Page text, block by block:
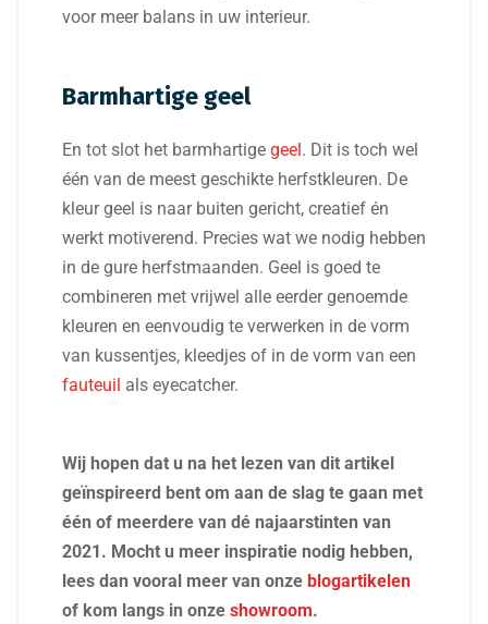
voor meer balans in uw interieur.
Barmhartige geel
En tot slot het barmhartige geel. Dit is toch wel
één van de meest geschikte herfstkleuren. De
kleur geel is naar buiten gericht, creatief én
werkt motiverend. Precies wat we nodig hebben
in de gure herfstmaanden. Geel is goed te
combineren met vrijwel alle eerder genoemde
kleuren en eenvoudig te verwerken in de vorm
van kussentjes, kleedjes of in de vorm van een
fauteuil als eyecatcher.
Wij hopen dat u na het lezen van dit artikel
geïnspireerd bent om aan de slag te gaan met
één of meerdere van dé najaarstinten van
2021. Mocht u meer inspiratie nodig hebben,
lees dan vooral meer van onze blogartikelen
of kom langs in onze showroom.